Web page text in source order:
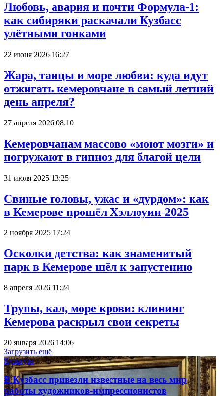
Любовь, авария и почти Формула-1:
как сибиряки раскачали Кузбасс
улётными гонками
22 июня 2026 16:27
Жара, танцы и море любви: куда идут
отжигать кемеровчане в самый летний
день апреля?
27 апреля 2026 08:10
Кемеровчанам массово «моют мозги» и
погружают в гипноз для благой цели
31 июля 2025 13:25
Свиные головы, ужас и «дурдом»: как
в Кемерове прошёл Хэллоуин-2025
2 ноября 2025 17:24
Осколки детства: как знаменитый
парк в Кемерове шёл к запустению
8 апреля 2026 11:24
Трупы, кал, море крови: клининг
Кемерова раскрыл свои секреты
20 января 2026 14:06
Загрузить ещё
Культура
В Кузбасс привезли известные на весь мир
работы художников-импрессионистов